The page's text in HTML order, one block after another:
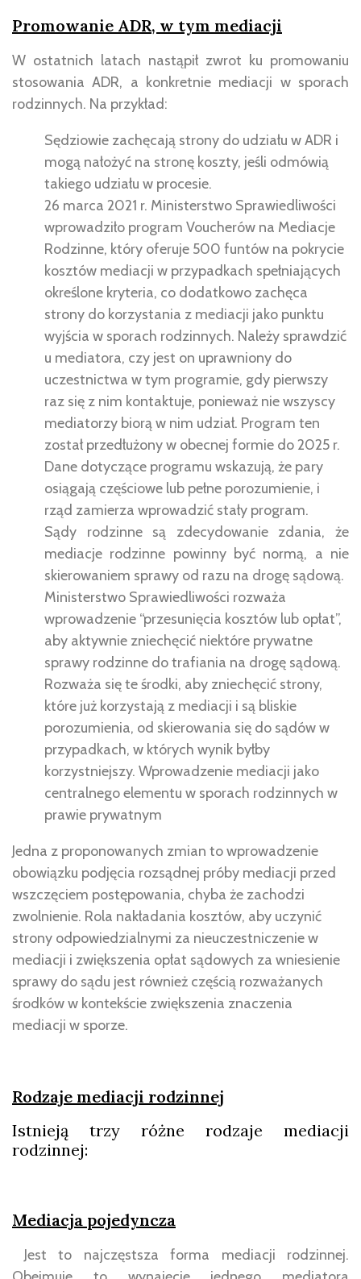
Promowanie ADR, w tym mediacji
W ostatnich latach nastąpił zwrot ku promowaniu
stosowania ADR, a konkretnie mediacji w sporach
rodzinnych. Na przykład:
Sędziowie zachęcają strony do udziału w ADR i
mogą nałożyć na stronę koszty, jeśli odmówią
takiego udziału w procesie.
26 marca 2021 r. Ministerstwo Sprawiedliwości
wprowadziło program Voucherów na Mediacje
Rodzinne, który oferuje 500 funtów na pokrycie
kosztów mediacji w przypadkach spełniających
określone kryteria, co dodatkowo zachęca
strony do korzystania z mediacji jako punktu
wyjścia w sporach rodzinnych. Należy sprawdzić
u mediatora, czy jest on uprawniony do
uczestnictwa w tym programie, gdy pierwszy
raz się z nim kontaktuje, ponieważ nie wszyscy
mediatorzy biorą w nim udział. Program ten
został przedłużony w obecnej formie do 2025 r.
Dane dotyczące programu wskazują, że pary
osiągają częściowe lub pełne porozumienie, i
rząd zamierza wprowadzić stały program.
Sądy rodzinne są zdecydowanie zdania, że
mediacje rodzinne powinny być normą, a nie
skierowaniem sprawy od razu na drogę sądową.
Ministerstwo Sprawiedliwości rozważa
wprowadzenie “przesunięcia kosztów lub opłat”,
aby aktywnie zniechęcić niektóre prywatne
sprawy rodzinne do trafiania na drogę sądową.
Rozważa się te środki, aby zniechęcić strony,
które już korzystają z mediacji i są bliskie
porozumienia, od skierowania się do sądów w
przypadkach, w których wynik byłby
korzystniejszy. Wprowadzenie mediacji jako
centralnego elementu w sporach rodzinnych w
prawie prywatnym
Jedna z proponowanych zmian to wprowadzenie
obowiązku podjęcia rozsądnej próby mediacji przed
wszczęciem postępowania, chyba że zachodzi
zwolnienie. Rola nakładania kosztów, aby uczynić
strony odpowiedzialnymi za nieuczestniczenie w
mediacji i zwiększenia opłat sądowych za wniesienie
sprawy do sądu jest również częścią rozważanych
środków w kontekście zwiększenia znaczenia
mediacji w sporze.
Rodzaje mediacji rodzinnej
Istnieją trzy różne rodzaje mediacji
rodzinnej:
Mediacja pojedyncza
Jest to najczęstsza forma mediacji rodzinnej.